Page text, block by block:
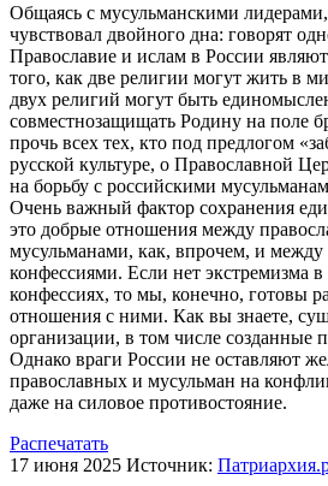
Общаясь с мусульманскими
чувствовал двойного дна: говорят
Православие и ислам в России
того, как две религии могут жить в
двух религий могут быть
совместнозащищать Родину на поле
прочь всех тех, кто под предлогом
русской культуре, о Православной
на борьбу с российскими
Очень важный фактор сохранения
это добрые отношения между
мусульманами, как, впрочем, и
конфессиями. Если нет экстремизма в
конфессиях, то мы, конечно, готовы
отношения с ними. Как вы знаете,
организации, в том числе созданные
Однако враги России не оставляют
православных и мусульман на
даже на силовое противостояние.
Распечатать
17 июня 2025 Источник: